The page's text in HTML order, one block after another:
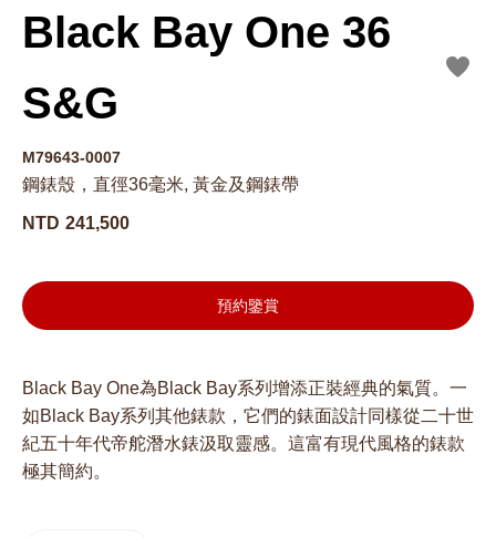
Black Bay One 36
S&G
M79643-0007
鋼錶殼，直徑36毫米, 黃金及鋼錶帶
NTD 241,500
預約鑒賞
Black Bay One為Black Bay系列增添正裝經典的氣質。一
如Black Bay系列其他錶款，它們的錶面設計同樣從二十世
紀五十年代帝舵潛水錶汲取靈感。這富有現代風格的錶款
極其簡約。